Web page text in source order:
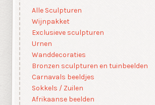
Alle Sculpturen
Wijnpakket
Exclusieve sculpturen
Urnen
Wanddecoraties
Bronzen sculpturen en tuinbeelden
Carnavals beeldjes
Sokkels / Zuilen
Afrikaanse beelden